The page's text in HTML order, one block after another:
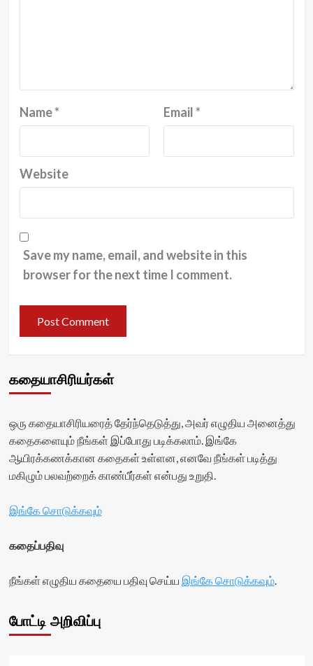
Name* Email*
Website
Save my name, email, and website in this
browser for the next time I comment.
கதையாசிரியர்கள்
ஒரு கதையாசிரியரைத் தேர்ந்தெடுத்து, அவர் எழுதிய அனைத்து
கதைகளையும் நீங்கள் இப்போது படிக்கலாம். இங்கே
ஆயிரக்கணக்கான கதைகள் உள்ளன, எனவே நீங்கள் படித்து
மகிழும் பலவற்றைக் காண்பீர்கள் என்பது உறுதி.
இங்கே சொடுக்கவும்
கதைப்பதிவு
நீங்கள் எழுதிய கதையை பதிவு செய்ய இங்கே சொடுக்கவும்.
போட்டி அறிவிப்பு